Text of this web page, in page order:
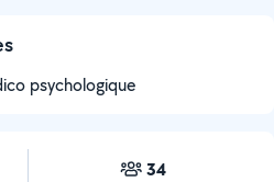
psychologique
34